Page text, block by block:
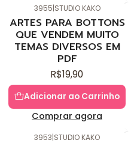
3955|STUDIO KAKO
ARTES PARA BOTTONS
QUE VENDEM MUITO
TEMAS DIVERSOS EM
PDF
R$19,90
Adicionar ao Carrinho
Comprar agora
3953|STUDIO KAKO